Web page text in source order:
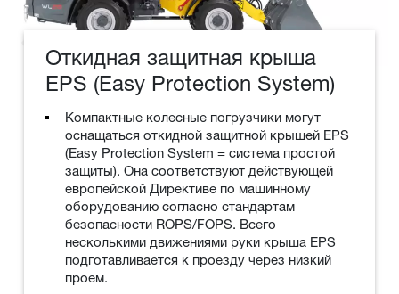
Откидная защитная крыша
EPS (Easy Protection System)
Компактные колесные погрузчики могут
оснащаться откидной защитной крышей EPS
(Easy Protection System = система простой
защиты). Она соответствуют действующей
европейской Директиве по машинному
оборудованию согласно стандартам
безопасности ROPS/FOPS. Всего
несколькими движениями руки крыша EPS
подготавливается к проезду через низкий
проем.